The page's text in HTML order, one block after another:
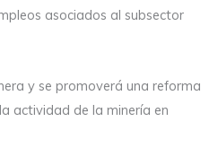
asociados al subsector
y se promoverá una reforma
actividad de la minería en